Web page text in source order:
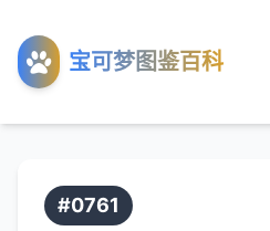
宝可梦图鉴百科
工具
关于
#0761